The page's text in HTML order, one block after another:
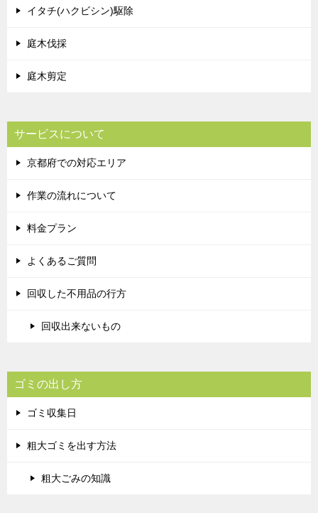
イタチ(ハクビシン)駆除
庭木伐採
庭木剪定
サービスについて
京都府での対応エリア
作業の流れについて
料金プラン
よくあるご質問
回収した不用品の行方
回収出来ないもの
ゴミの出し方
ゴミ収集日
粗大ゴミを出す方法
粗大ごみの知識